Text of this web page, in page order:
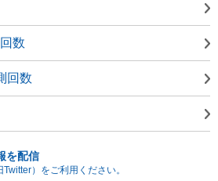
数
回数
を配信
）をご利用ください。